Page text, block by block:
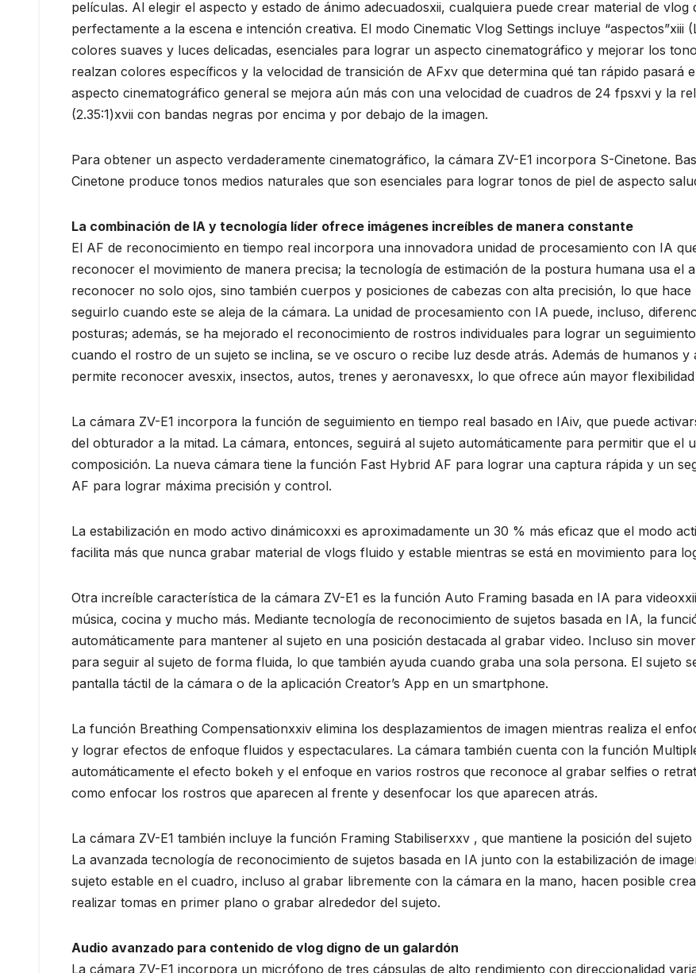
películas. Al elegir el aspecto y estado de ánimo adecuadosxii, cualquiera puede crear material de
perfectamente a la escena e intención creativa. El modo Cinematic Vlog Settings incluye
colores suaves y luces delicadas, esenciales para lograr un aspecto cinematográfico y mejorar los
realzan colores específicos y la velocidad de transición de AFxv que determina qué tan rápido pasará
aspecto cinematográfico general se mejora aún más con una velocidad de cuadros de 24 fpsxvi y la
(2.35:1)xvii con bandas negras por encima y por debajo de la imagen.
Para obtener un aspecto verdaderamente cinematográfico, la cámara ZV-E1 incorpora S-Cinetone.
Cinetone produce tonos medios naturales que son esenciales para lograr tonos de piel de aspecto
La combinación de IA y tecnología líder ofrece imágenes increíbles de manera constante
El AF de reconocimiento en tiempo real incorpora una innovadora unidad de procesamiento con IA
reconocer el movimiento de manera precisa; la tecnología de estimación de la postura humana usa el
reconocer no solo ojos, sino también cuerpos y posiciones de cabezas con alta precisión, lo que
seguirlo cuando este se aleja de la cámara. La unidad de procesamiento con IA puede, incluso,
posturas; además, se ha mejorado el reconocimiento de rostros individuales para lograr un
cuando el rostro de un sujeto se inclina, se ve oscuro o recibe luz desde atrás. Además de humanos
permite reconocer avesxix, insectos, autos, trenes y aeronavesxx, lo que ofrece aún mayor
La cámara ZV-E1 incorpora la función de seguimiento en tiempo real basado en IAiv, que puede
del obturador a la mitad. La cámara, entonces, seguirá al sujeto automáticamente para permitir que el
composición. La nueva cámara tiene la función Fast Hybrid AF para lograr una captura rápida y un
AF para lograr máxima precisión y control.
La estabilización en modo activo dinámicoxxi es aproximadamente un 30 % más eficaz que el modo
facilita más que nunca grabar material de vlogs fluido y estable mientras se está en movimiento para
Otra increíble característica de la cámara ZV-E1 es la función Auto Framing basada en IA para
música, cocina y mucho más. Mediante tecnología de reconocimiento de sujetos basada en IA, la
automáticamente para mantener al sujeto en una posición destacada al grabar video. Incluso sin
para seguir al sujeto de forma fluida, lo que también ayuda cuando graba una sola persona. El sujeto
pantalla táctil de la cámara o de la aplicación Creator’s App en un smartphone.
La función Breathing Compensationxxiv elimina los desplazamientos de imagen mientras realiza el
y lograr efectos de enfoque fluidos y espectaculares. La cámara también cuenta con la función
automáticamente el efecto bokeh y el enfoque en varios rostros que reconoce al grabar selfies o
como enfocar los rostros que aparecen al frente y desenfocar los que aparecen atrás.
La cámara ZV-E1 también incluye la función Framing Stabiliserxxv , que mantiene la posición del
La avanzada tecnología de reconocimiento de sujetos basada en IA junto con la estabilización de
sujeto estable en el cuadro, incluso al grabar libremente con la cámara en la mano, hacen posible
realizar tomas en primer plano o grabar alrededor del sujeto.
Audio avanzado para contenido de vlog digno de un galardón
La cámara ZV-E1 incorpora un micrófono de tres cápsulas de alto rendimiento con direccionalidad